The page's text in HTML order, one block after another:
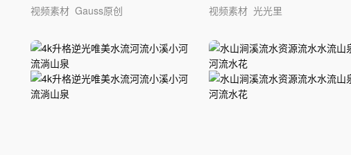
视频素材 Gauss原创 视频素材 光光里